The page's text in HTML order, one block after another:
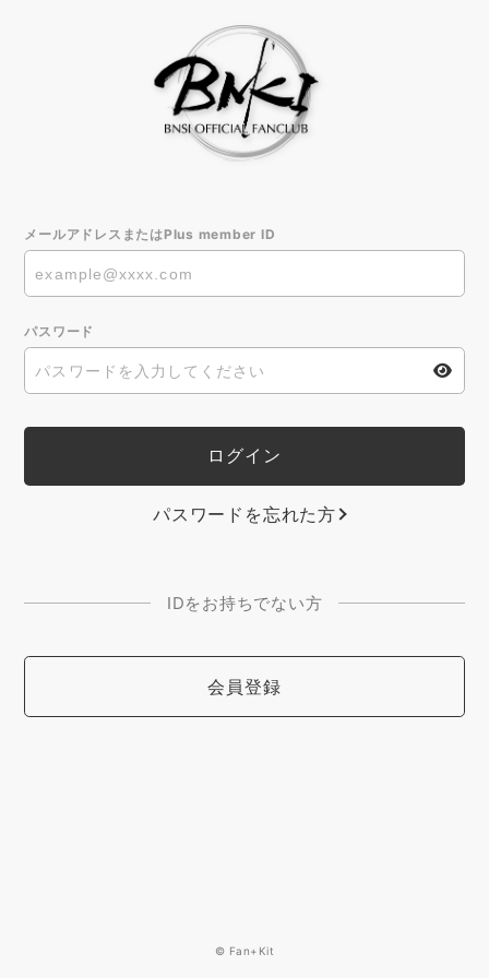
メールアドレスまたはPlus member ID
パスワード
パスワードを忘れた方
IDをお持ちでない方
会員登録
© Fan+Kit